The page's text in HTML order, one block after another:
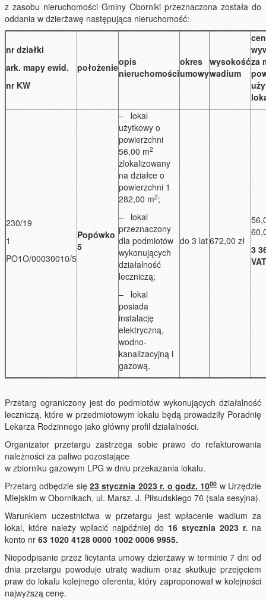
z zasobu nieruchomości Gminy Oborniki przeznaczona została do
oddania w dzierżawę następująca nieruchomość:
nr działki
ark. mapy ewid.
nr KW
położenieopis
nieruchomości
okres
umowy
wysokość
wadium
za
230/19
1
PO1O/00030010/5
Popówko
5
– lokal
użytkowy o
powierzchni
56,00 m2
zlokalizowany
na działce o
powierzchni 1
282,00 m2;
– lokal
przeznaczony
dla podmiotów
wykonujących
działalność
leczniczą;
– lokal
posiada
instalację
elektryczną,
wodno-
kanalizacyjną i
gazową.
do 3 lat672,00 zł
3
VAT
Przetarg ograniczony jest do podmiotów wykonujących działalność
leczniczą, które w przedmiotowym lokalu będą prowadziły Poradnię
Lekarza Rodzinnego jako główny profil działalności.
Organizator przetargu zastrzega sobie prawo do refakturowania
należności za paliwo pozostające
w zbiorniku gazowym LPG w dniu przekazania lokalu.
Przetarg odbędzie się23 stycznia 2023 r. o godz. 1000w Urzędzie
Miejskim w Obornikach, ul. Marsz. J. Piłsudskiego 76 (sala sesyjna).
Warunkiem uczestnictwa w przetargu jest wpłacenie wadium za
lokal, które należy wpłacić najpóźniej do 16 stycznia 2023 r. na
konto nr 63 1020 4128 0000 1002 0006 9955.
Niepodpisanie przez licytanta umowy dzierżawy w terminie 7 dni od
dnia przetargu powoduje utratę wadium oraz skutkuje przejęciem
praw do lokalu kolejnego oferenta, który zaproponował w kolejności
najwyższą cenę.